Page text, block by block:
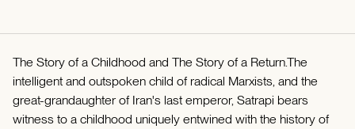
The Story of a Childhood and The Story of a Return.The
intelligent and outspoken child of radical Marxists, and the
great-grandaughter of Iran's last emperor, Satrapi bears
witness to a childhood uniquely entwined with the history of